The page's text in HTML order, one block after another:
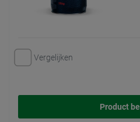
Vergelijken
Product